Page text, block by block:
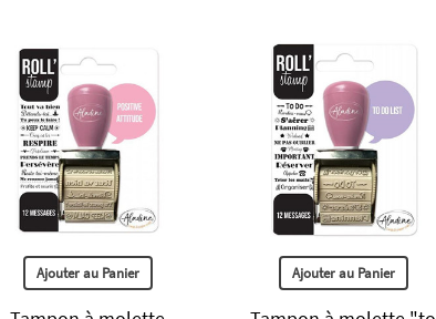
Ajouter au Panier Ajouter au Panier